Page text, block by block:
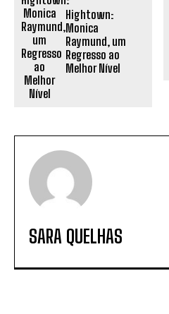
Hightown:
Monica
Raymund, um
Regresso ao
Melhor Nível
SARA QUELHAS